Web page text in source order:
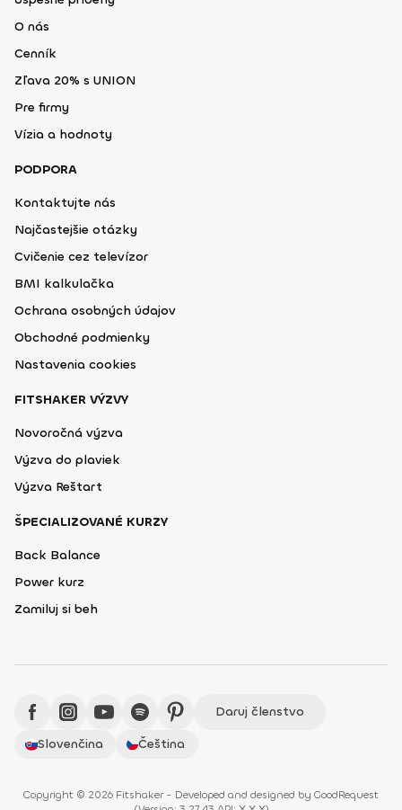
O nás
Cenník
Zľava 20% s UNION
Pre firmy
Vízia a hodnoty
PODPORA
Kontaktujte nás
Najčastejšie otázky
Cvičenie cez televízor
BMI kalkulačka
Ochrana osobných údajov
Obchodné podmienky
Nastavenia cookies
FITSHAKER VÝZVY
Novoročná výzva
Výzva do plaviek
Výzva Reštart
ŠPECIALIZOVANÉ KURZY
Back Balance
Power kurz
Zamiluj si beh
Daruj členstvo
Slovenčina
Čeština
Copyright © 2026 Fitshaker - Developed and designed by GoodRequest